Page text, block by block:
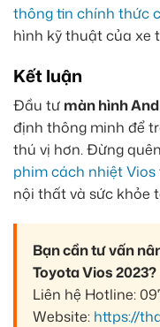
thông tin chính thức
hình kỹ thuật của xe
Kết luận
Đầu tư màn hình
định thông minh để
thú vị hơn. Đừng
phim cách nhiệt Vios
nội thất và sức khỏe
Bạn cần tư vấn
Toyota Vios 2023?
Liên hệ Hotline:
Website: https://